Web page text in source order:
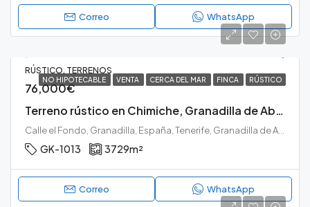
Correo WhatsApp
NO HIPOTECABLE VENTA CERCA DEL MAR FINCA RÚSTICO
RÚSTICO, TERRENOS
76,000€
Terreno rústico en Chimiche, Granadilla de Abona
GK-1013 3729m²
Correo WhatsApp